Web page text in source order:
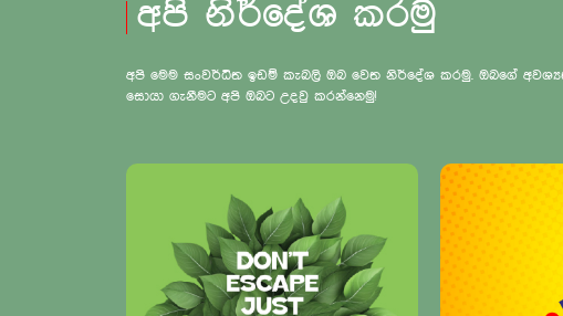
අපි නිර්දේශ කරමු
අපි මෙම සංවර්ධිත ඉඩම් කැබලි ඔබ වෙත නිර්දේශ කරමු. ඔබගේ
සොයා ගැනීමට අපි ඔබට උදවු කරන්නෙමු!